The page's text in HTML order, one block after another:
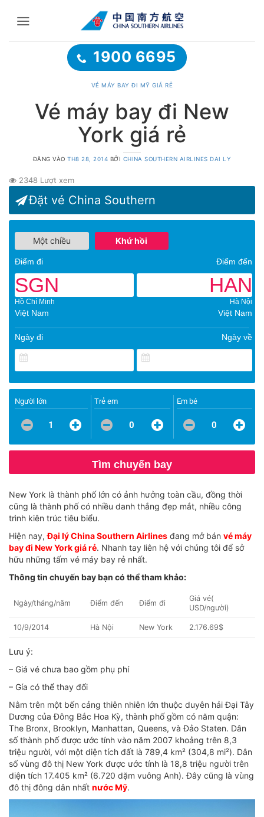
1900 6695
VÉ MÁY BAY ĐI MỸ GIÁ RẺ
Vé máy bay đi New
York giá rẻ
ĐĂNG VÀOTH8 28, 2014 BỞI CHINA SOUTHERN AIRLINES DAI LY
2348 Lượt xem
Đặt vé China Southern
Một chiều Khứ hồi
Điểm đi Điểm đến
SGN
Hồ Chí Minh
Việt Nam
HAN
Hà Nội
Việt Nam
Ngày đi Ngày về
Người lớn
1
Trẻ em
0
Em bé
0
Tìm chuyến bay
New York là thành phố lớn có ảnh hưởng toàn cầu, đồng thời
cũng là thành phố có nhiều danh thắng đẹp mắt, nhiều công
trình kiên trúc tiêu biểu.
Hiện nay,Đại lý China Southern Airlines đang mở bán vé máy
bay đi New York giá rẻ. Nhanh tay liên hệ với chúng tôi để sở
hữu những tấm vé máy bay rẻ nhất.
Thông tin chuyến bay bạn có thể tham khảo:
Ngày/tháng/năm Điểm đến Điểm đi
Giá vé(
USD/người)
10/9/2014 Hà Nội New York 2.176.69$
Lưu ý:
– Giá vé chưa bao gồm phụ phí
– Gía có thể thay đổi
Nằm trên một bến cảng thiên nhiên lớn thuộc duyên hải Đại Tây
Dương của Đông Bắc Hoa Kỳ, thành phố gồm có năm quận:
The Bronx, Brooklyn, Manhattan, Queens, và Đảo Staten. Dân
số thành phố được ước tính vào năm 2007 khoảng trên 8,3
triệu người, với một diện tích đất là 789,4 km² (304,8 mi²). Dân
số vùng đô thị New York được ước tính là 18,8 triệu người trên
diện tích 17.405 km² (6.720 dặm vuông Anh). Đây cũng là vùng
đô thị đông dân nhất nước Mỹ.